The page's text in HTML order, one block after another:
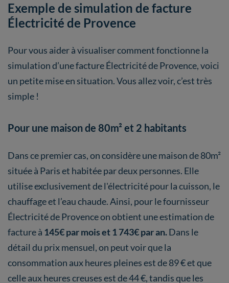
Exemple de simulation de facture
Électricité de Provence
Pour vous aider à visualiser comment fonctionne la
simulation d’une facture Électricité de Provence, voici
un petite mise en situation. Vous allez voir, c’est très
simple !
Pour une maison de 80m² et 2 habitants
Dans ce premier cas, on considère une maison de 80m²
située à Paris et habitée par deux personnes. Elle
utilise exclusivement de l'électricité pour la cuisson, le
chauffage et l’eau chaude. Ainsi, pour le fournisseur
Électricité de Provence on obtient une estimation de
facture à 145€ par mois et 1 743€ par an.Dans le
détail du prix mensuel, on peut voir que la
consommation aux heures pleines est de 89 € et que
celle aux heures creuses est de 44 €, tandis que les